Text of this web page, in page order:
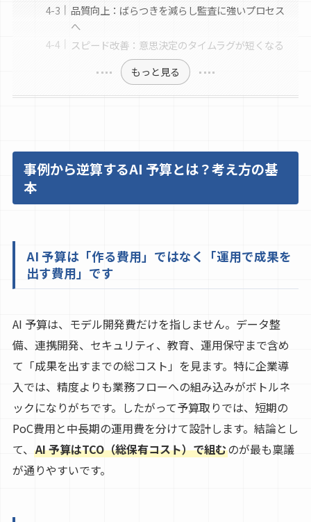
品質向上：ばらつきを減らし監査に強いプロセス
へ
スピード改善：意思決定のタイムラグが短くなる
もっと見る
事例から逆算するAI 予算とは？考え方の基
本
AI 予算は「作る費用」ではなく「運用で成果を
出す費用」です
AI 予算は、モデル開発費だけを指しません。データ整
備、連携開発、セキュリティ、教育、運用保守まで含め
て「成果を出すまでの総コスト」を見ます。特に企業導
入では、精度よりも業務フローへの組み込みがボトルネ
ックになりがちです。したがって予算取りでは、短期の
PoC費用と中長期の運用費を分けて設計します。結論とし
て、 AI 予算はTCO（総保有コスト）で組むのが最も稟議
が通りやすいです。